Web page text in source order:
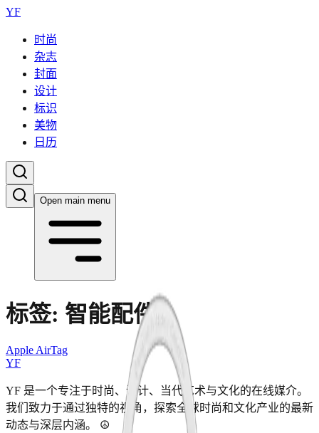
YF
时尚
杂志
封面
设计
标识
美物
日历
Open main menu
标签: 智能配件
Apple AirTag
YF
YF 是一个专注于时尚、设计、当代艺术与文化的在线媒介。
我们致力于通过独特的视角，探索全球时尚和文化产业的最新
动态与深层内涵。 ☮︎